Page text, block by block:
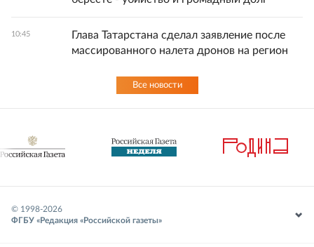
10:45
Глава Татарстана сделал заявление после
массированного налета дронов на регион
Все новости
© 1998-2026
ФГБУ «Редакция «Российской газеты»